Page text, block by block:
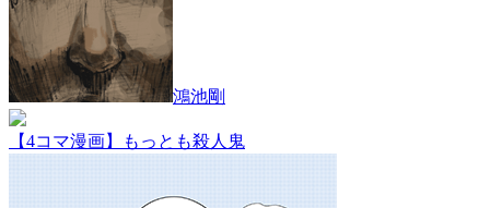
鴻池剛
【4コマ漫画】もっとも殺人鬼